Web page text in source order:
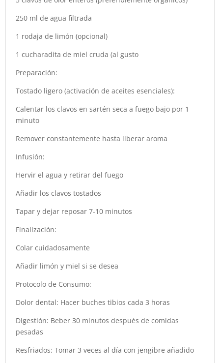
250 ml de agua filtrada
1 rodaja de limón (opcional)
1 cucharadita de miel cruda (al gusto
Preparación:
Tostado ligero (activación de aceites esenciales):
Calentar los clavos en sartén seca a fuego bajo por 1
minuto
Remover constantemente hasta liberar aroma
Infusión:
Hervir el agua y retirar del fuego
Añadir los clavos tostados
Tapar y dejar reposar 7-10 minutos
Finalización:
Colar cuidadosamente
Añadir limón y miel si se desea
Protocolo de Consumo:
Dolor dental: Hacer buches tibios cada 3 horas
Digestión: Beber 30 minutos después de comidas
pesadas
Resfriados: Tomar 3 veces al día con jengibre añadido